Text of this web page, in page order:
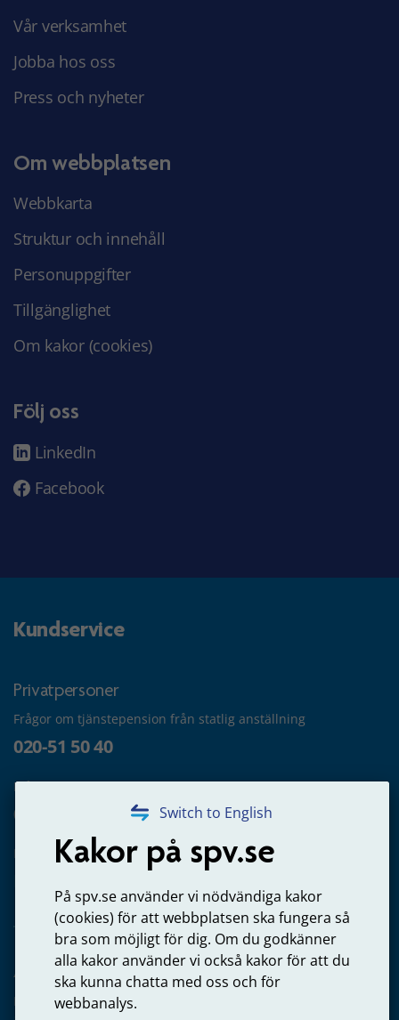
Switch to English
Kakor på spv.se
På spv.se använder vi nödvändiga kakor
(cookies) för att webbplatsen ska fungera så
bra som möjligt för dig. Om du godkänner
alla kakor använder vi också kakor för att du
ska kunna chatta med oss och för
webbanalys.
Vår verksamhet
Jobba hos oss
Press och nyheter
Om webbplatsen
Webbkarta
Struktur och innehåll
Personuppgifter
Tillgänglighet
Om kakor (cookies)
Följ oss
LinkedIn
Facebook
Kundservice
Privatpersoner
Frågor om tjänstepension från statlig anställning
020-51 50 40
Frågor om utbetalning
020-65 00 65
Kontakta oss
Arbetsgivare
Frågor om administration av tjänstepension från statlig